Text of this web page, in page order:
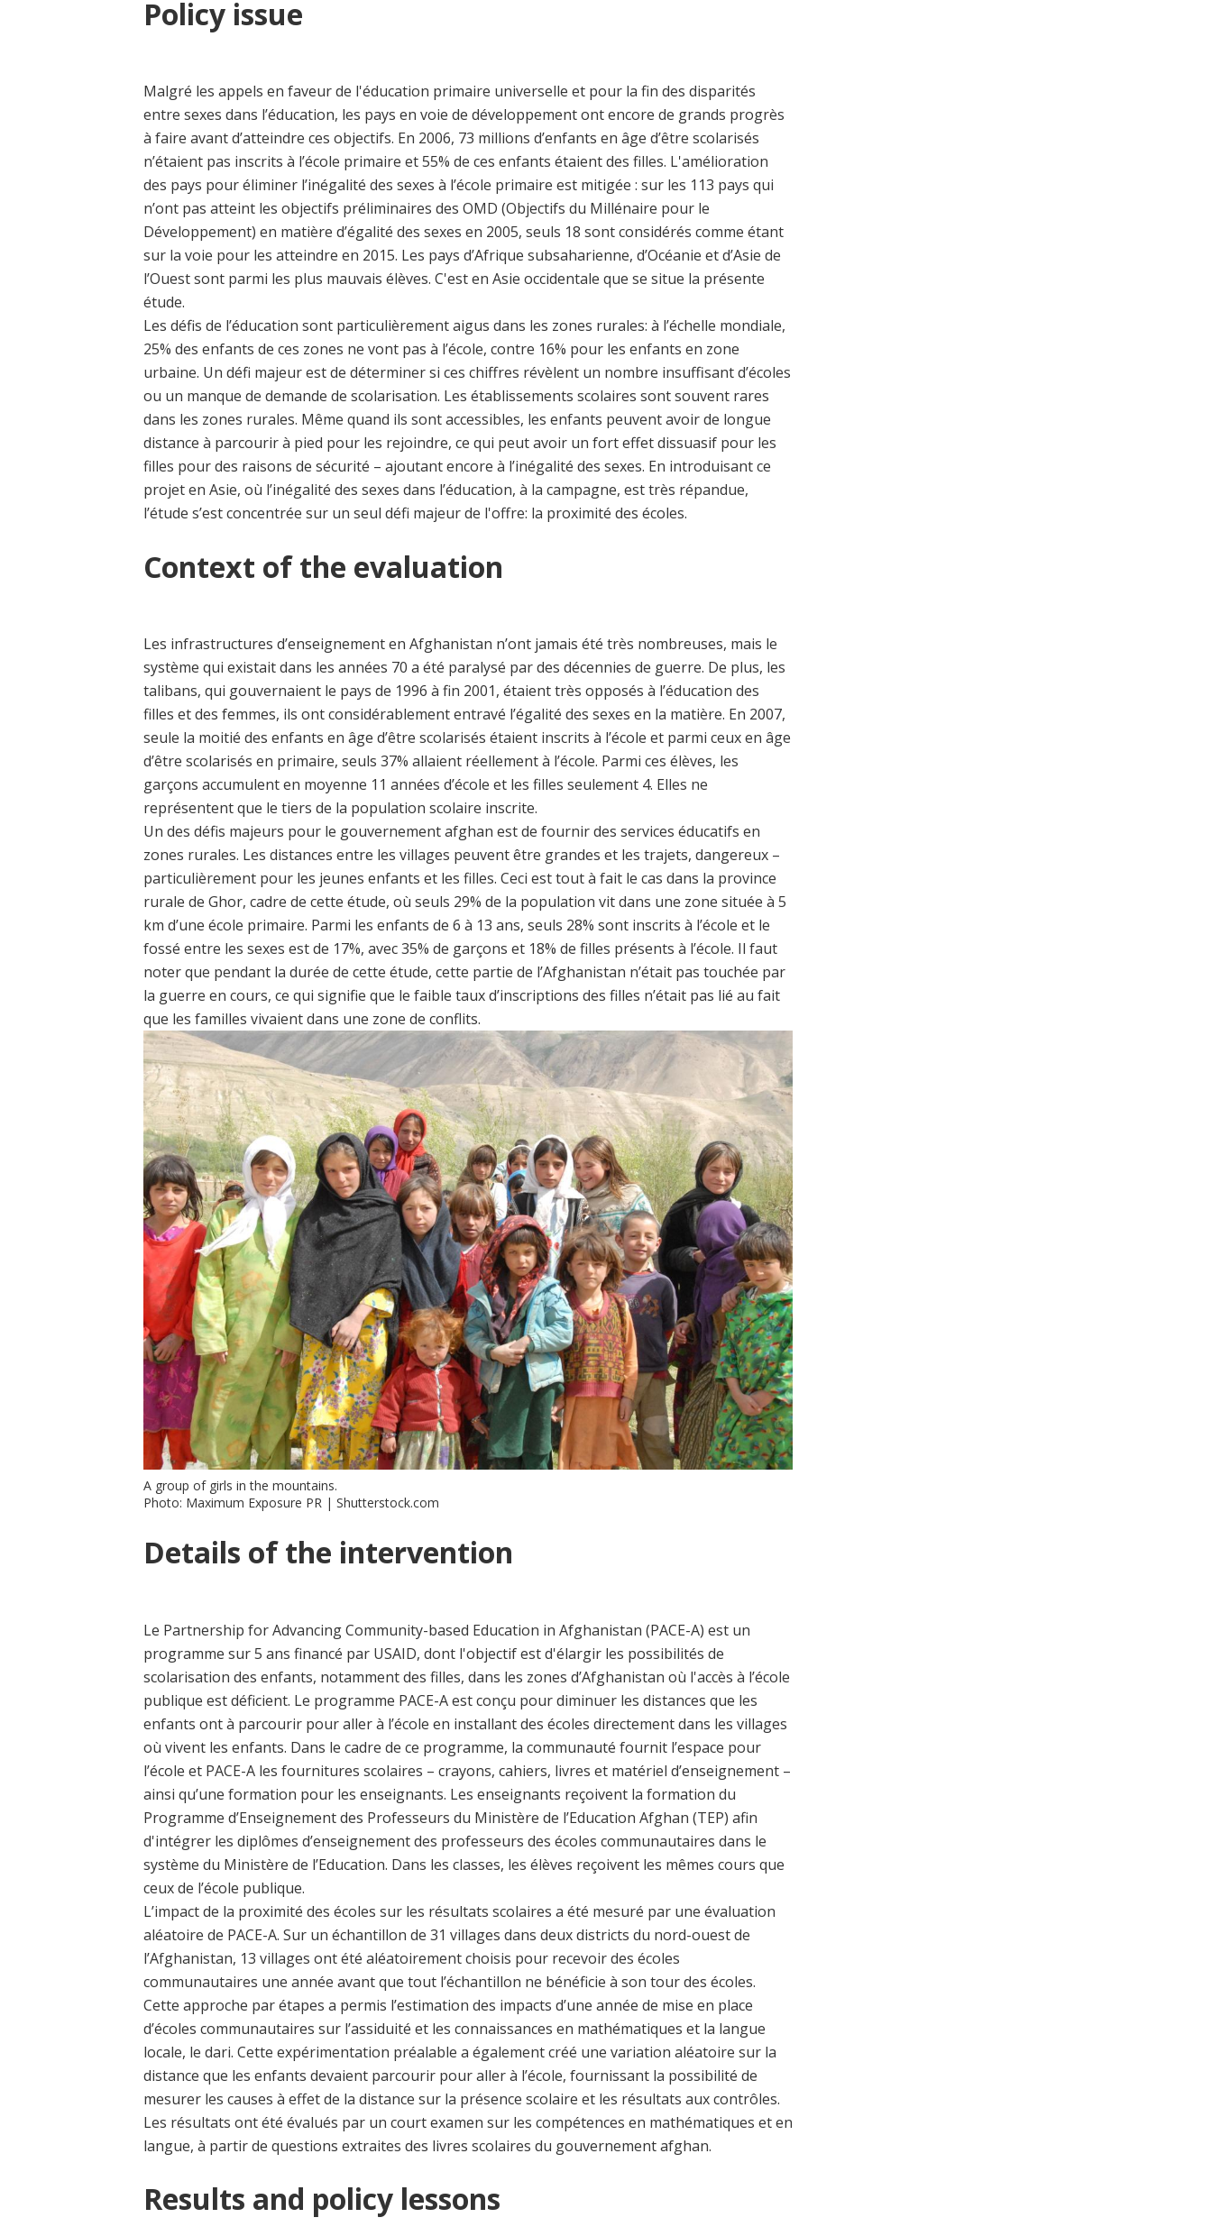
Policy issue
Malgré les appels en faveur de l'éducation primaire universelle et pour la fin des disparités
entre sexes dans l’éducation, les pays en voie de développement ont encore de grands progrès
à faire avant d’atteindre ces objectifs. En 2006, 73 millions d’enfants en âge d’être scolarisés
n’étaient pas inscrits à l’école primaire et 55% de ces enfants étaient des filles. L'amélioration
des pays pour éliminer l’inégalité des sexes à l’école primaire est mitigée : sur les 113 pays qui
n’ont pas atteint les objectifs préliminaires des OMD (Objectifs du Millénaire pour le
Développement) en matière d’égalité des sexes en 2005, seuls 18 sont considérés comme étant
sur la voie pour les atteindre en 2015. Les pays d’Afrique subsaharienne, d’Océanie et d’Asie de
l’Ouest sont parmi les plus mauvais élèves. C'est en Asie occidentale que se situe la présente
étude.
Les défis de l’éducation sont particulièrement aigus dans les zones rurales: à l’échelle mondiale,
25% des enfants de ces zones ne vont pas à l’école, contre 16% pour les enfants en zone
urbaine. Un défi majeur est de déterminer si ces chiffres révèlent un nombre insuffisant d’écoles
ou un manque de demande de scolarisation. Les établissements scolaires sont souvent rares
dans les zones rurales. Même quand ils sont accessibles, les enfants peuvent avoir de longue
distance à parcourir à pied pour les rejoindre, ce qui peut avoir un fort effet dissuasif pour les
filles pour des raisons de sécurité – ajoutant encore à l’inégalité des sexes. En introduisant ce
projet en Asie, où l’inégalité des sexes dans l’éducation, à la campagne, est très répandue,
l’étude s’est concentrée sur un seul défi majeur de l'offre: la proximité des écoles.
Context of the evaluation
Les infrastructures d’enseignement en Afghanistan n’ont jamais été très nombreuses, mais le
système qui existait dans les années 70 a été paralysé par des décennies de guerre. De plus, les
talibans, qui gouvernaient le pays de 1996 à fin 2001, étaient très opposés à l’éducation des
filles et des femmes, ils ont considérablement entravé l’égalité des sexes en la matière. En 2007,
seule la moitié des enfants en âge d’être scolarisés étaient inscrits à l’école et parmi ceux en âge
d’être scolarisés en primaire, seuls 37% allaient réellement à l’école. Parmi ces élèves, les
garçons accumulent en moyenne 11 années d’école et les filles seulement 4. Elles ne
représentent que le tiers de la population scolaire inscrite.
Un des défis majeurs pour le gouvernement afghan est de fournir des services éducatifs en
zones rurales. Les distances entre les villages peuvent être grandes et les trajets, dangereux –
particulièrement pour les jeunes enfants et les filles. Ceci est tout à fait le cas dans la province
rurale de Ghor, cadre de cette étude, où seuls 29% de la population vit dans une zone située à 5
km d’une école primaire. Parmi les enfants de 6 à 13 ans, seuls 28% sont inscrits à l’école et le
fossé entre les sexes est de 17%, avec 35% de garçons et 18% de filles présents à l’école. Il faut
noter que pendant la durée de cette étude, cette partie de l’Afghanistan n’était pas touchée par
la guerre en cours, ce qui signifie que le faible taux d’inscriptions des filles n’était pas lié au fait
que les familles vivaient dans une zone de conflits.
A group of girls in the mountains.
Photo: Maximum Exposure PR | Shutterstock.com
Details of the intervention
Le Partnership for Advancing Community-based Education in Afghanistan (PACE-A) est un
programme sur 5 ans financé par USAID, dont l'objectif est d'élargir les possibilités de
scolarisation des enfants, notamment des filles, dans les zones d’Afghanistan où l'accès à l’école
publique est déficient. Le programme PACE-A est conçu pour diminuer les distances que les
enfants ont à parcourir pour aller à l’école en installant des écoles directement dans les villages
où vivent les enfants. Dans le cadre de ce programme, la communauté fournit l’espace pour
l’école et PACE-A les fournitures scolaires – crayons, cahiers, livres et matériel d’enseignement –
ainsi qu’une formation pour les enseignants. Les enseignants reçoivent la formation du
Programme d’Enseignement des Professeurs du Ministère de l’Education Afghan (TEP) afin
d'intégrer les diplômes d’enseignement des professeurs des écoles communautaires dans le
système du Ministère de l’Education. Dans les classes, les élèves reçoivent les mêmes cours que
ceux de l’école publique.
L’impact de la proximité des écoles sur les résultats scolaires a été mesuré par une évaluation
aléatoire de PACE-A. Sur un échantillon de 31 villages dans deux districts du nord-ouest de
l’Afghanistan, 13 villages ont été aléatoirement choisis pour recevoir des écoles
communautaires une année avant que tout l’échantillon ne bénéficie à son tour des écoles.
Cette approche par étapes a permis l’estimation des impacts d’une année de mise en place
d’écoles communautaires sur l’assiduité et les connaissances en mathématiques et la langue
locale, le dari. Cette expérimentation préalable a également créé une variation aléatoire sur la
distance que les enfants devaient parcourir pour aller à l’école, fournissant la possibilité de
mesurer les causes à effet de la distance sur la présence scolaire et les résultats aux contrôles.
Les résultats ont été évalués par un court examen sur les compétences en mathématiques et en
langue, à partir de questions extraites des livres scolaires du gouvernement afghan.
Results and policy lessons